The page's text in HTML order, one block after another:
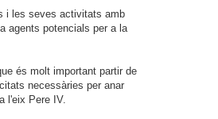
i les seves activitats amb
agents potencials per a la
és molt important partir de
necessàries per anar
l'eix Pere IV.